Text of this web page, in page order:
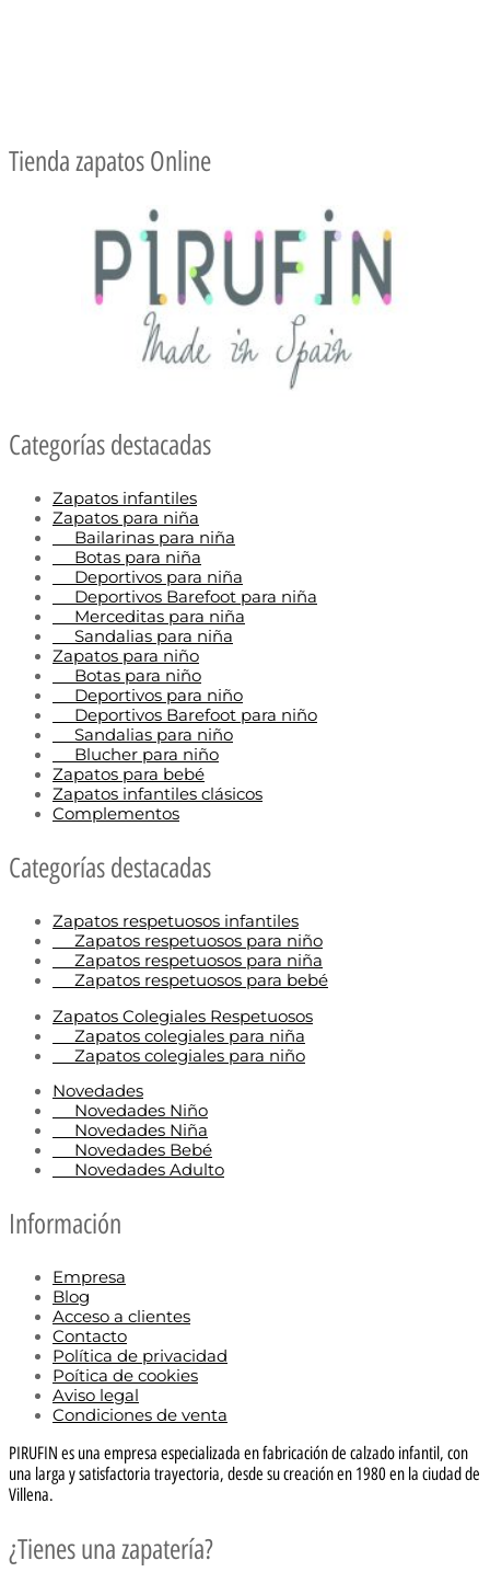
Tienda zapatos Online
Categorías destacadas
Zapatos infantiles
Zapatos para niña
Bailarinas para niña
Botas para niña
Deportivos para niña
Deportivos Barefoot para niña
Merceditas para niña
Sandalias para niña
Zapatos para niño
Botas para niño
Deportivos para niño
Deportivos Barefoot para niño
Sandalias para niño
Blucher para niño
Zapatos para bebé
Zapatos infantiles clásicos
Complementos
Categorías destacadas
Zapatos respetuosos infantiles
Zapatos respetuosos para niño
Zapatos respetuosos para niña
Zapatos respetuosos para bebé
Zapatos Colegiales Respetuosos
Zapatos colegiales para niña
Zapatos colegiales para niño
Novedades
Novedades Niño
Novedades Niña
Novedades Bebé
Novedades Adulto
Información
Empresa
Blog
Acceso a clientes
Contacto
Política de privacidad
Poítica de cookies
Aviso legal
Condiciones de venta
PIRUFIN es una empresa especializada en fabricación de calzado infantil, con
una larga y satisfactoria trayectoria, desde su creación en 1980 en la ciudad de
Villena.
¿Tienes una zapatería?